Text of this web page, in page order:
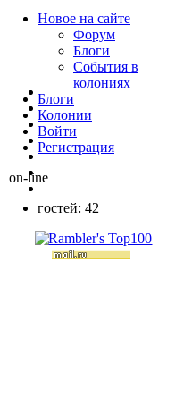
Новое на сайте
Форум
Блоги
События в
колониях
Блоги
Колонии
Войти
Peгиcтpaция
on-line
гостей: 42